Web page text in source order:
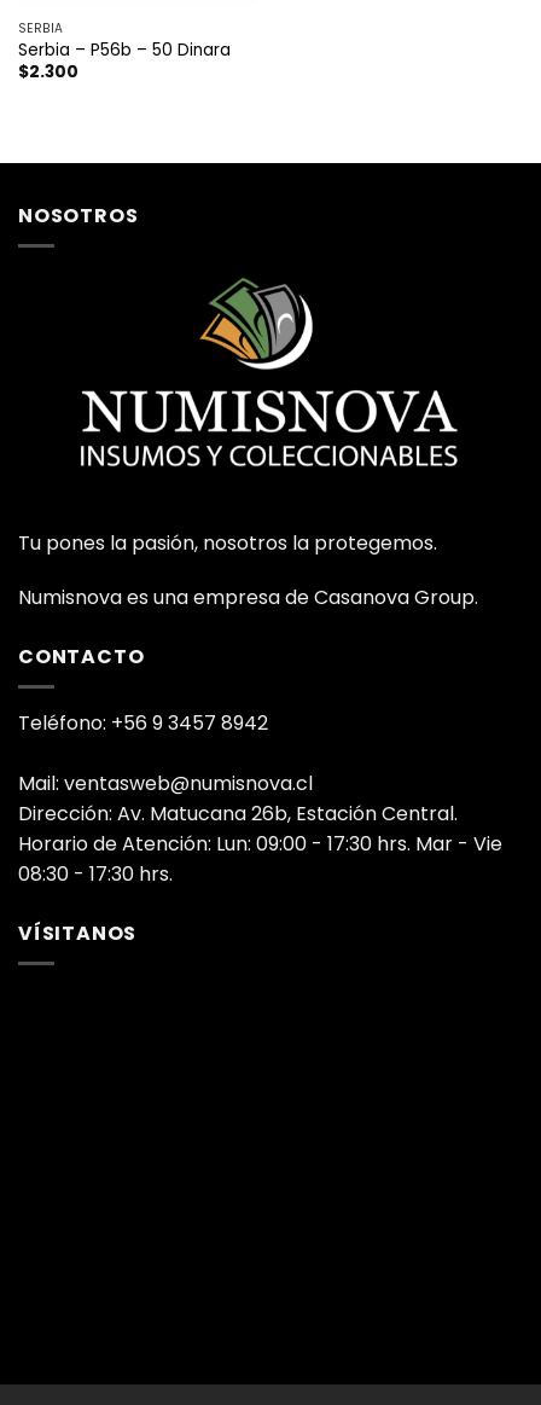
SERBIA
Serbia – P56b – 50 Dinara
$2.300
NOSOTROS
Tu pones la pasión, nosotros la protegemos.
Numisnova es una empresa de Casanova Group.
CONTACTO
Teléfono: +56 9 3457 8942
Mail: ventasweb@numisnova.cl
Dirección: Av. Matucana 26b, Estación Central.
Horario de Atención: Lun: 09:00 - 17:30 hrs. Mar - Vie
08:30 - 17:30 hrs.
VÍSITANOS